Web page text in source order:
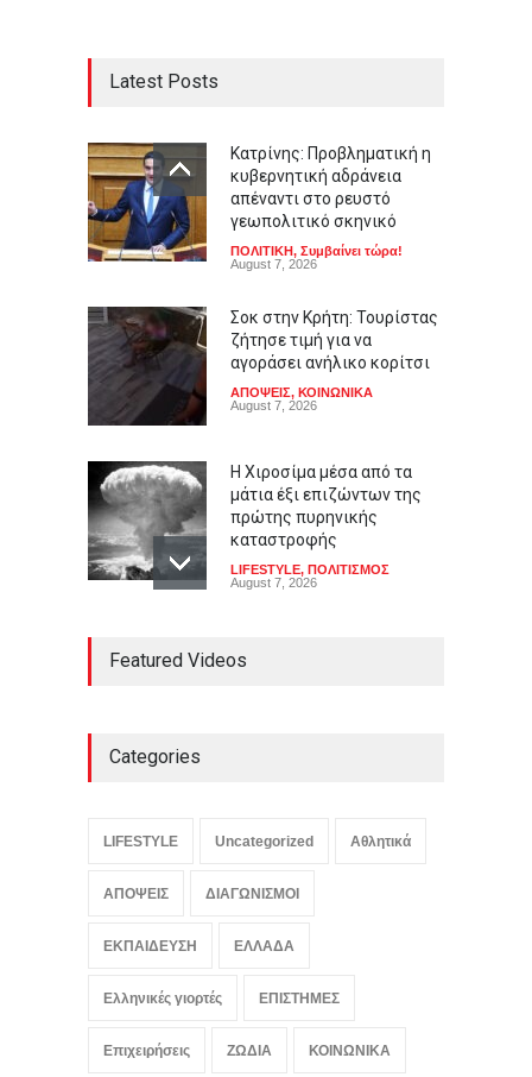
Latest Posts
Κατρίνης: Προβληματική η
κυβερνητική αδράνεια
απέναντι στο ρευστό
γεωπολιτικό σκηνικό
ΠΟΛΙΤΙΚΗ, Συμβαίνει τώρα!
August 7, 2026
Σοκ στην Κρήτη: Τουρίστας
ζήτησε τιμή για να
αγοράσει ανήλικο κορίτσι
ΑΠΟΨΕΙΣ, ΚΟΙΝΩΝΙΚΑ
August 7, 2026
Η Χιροσίμα μέσα από τα
μάτια έξι επιζώντων της
πρώτης πυρηνικής
καταστροφής
LIFESTYLE, ΠΟΛΙΤΙΣΜΟΣ
August 7, 2026
Τεχνητή Νοημοσύνη: Είναι
αποδείχθηκε έργο Ρώσων
ΚΟΣΜΟΣ,ΠΟΛΙΤΙΚΗ
Featured Videos
Categories
LIFESTYLE Uncategorized Αθλητικά
ΑΠΟΨΕΙΣ ΔΙΑΓΩΝΙΣΜΟΙ
ΕΚΠΑΙΔΕΥΣΗ ΕΛΛΑΔΑ
Ελληνικές γιορτές ΕΠΙΣΤΗΜΕΣ
Επιχειρήσεις ΖΩΔΙΑ ΚΟΙΝΩΝΙΚΑ